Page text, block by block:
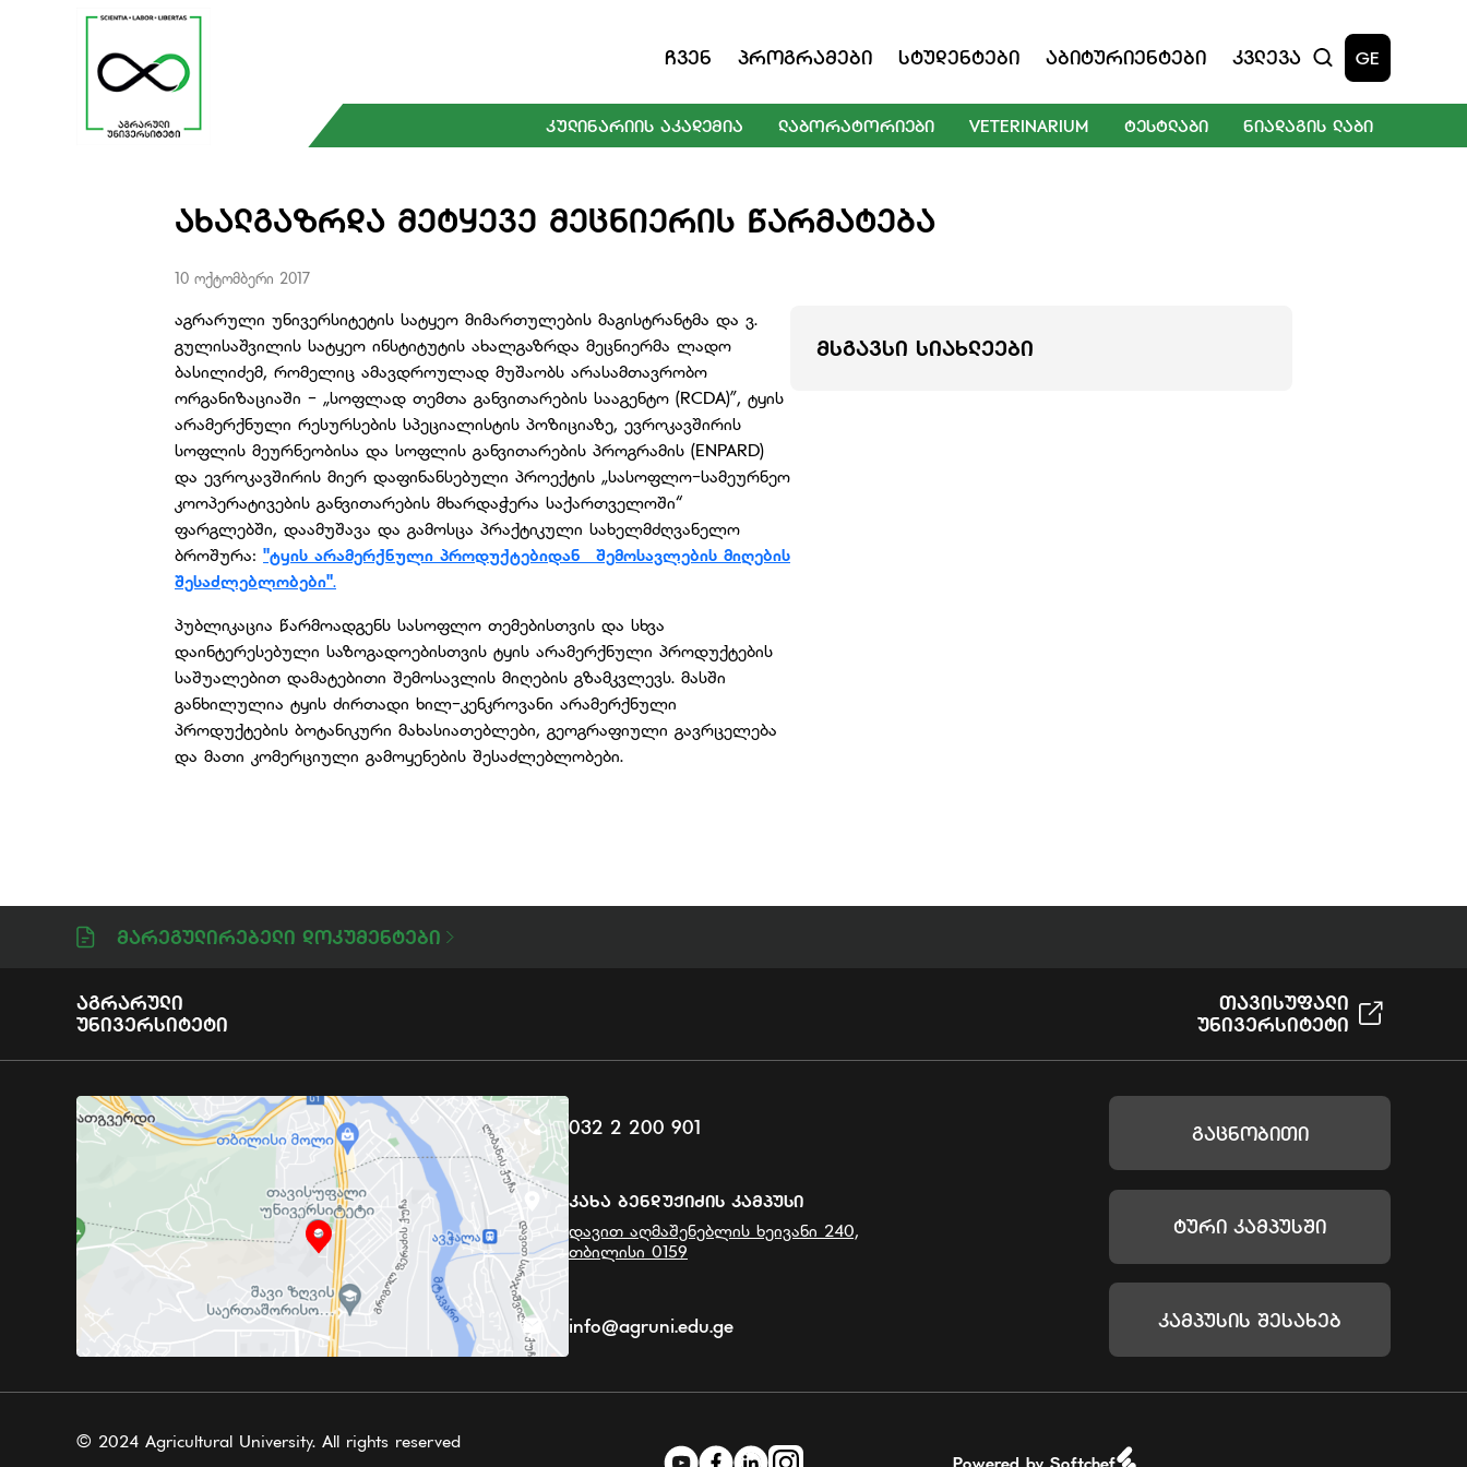
Ჩვენ Პროგრამები Სტუდენტები Აბიტურიენტები Კვლევა GE
ᲙᲣᲚᲘᲜᲐᲠᲘᲘᲡ ᲐᲙᲐᲓᲔᲛᲘᲐ ᲚᲐᲑᲝᲠᲐᲢᲝᲠᲘᲔᲑᲘ VETERINARIUM ᲢᲔᲡᲢᲚᲐᲑᲘ ᲜᲘᲐᲓᲐᲒᲘᲡ ᲚᲐᲑᲘ
ᲐᲮᲐᲚᲒᲐᲖᲠᲓᲐ ᲛᲔᲢᲧᲔᲕᲔ ᲛᲔᲪᲜᲘᲔᲠᲘᲡ ᲬᲐᲠᲛᲐᲢᲔᲑᲐ
10 ოქტომბერი 2017
აგრარული უნივერსიტეტის სატყეო მიმართულების მაგისტრანტმა და ვ.
გულისაშვილის სატყეო ინსტიტუტის ახალგაზრდა მეცნიერმა ლადო
ბასილიძემ, რომელიც ამავდროულად მუშაობს არასამთავრობო
ორგანიზაციაში - „სოფლად თემთა განვითარების სააგენტო (RCDA)”, ტყის
არამერქნული რესურსების სპეციალისტის პოზიციაზე, ევროკავშირის
სოფლის მეურნეობისა და სოფლის განვითარების პროგრამის (ENPARD)
და ევროკავშირის მიერ დაფინანსებული პროექტის „სასოფლო-სამეურნეო
კოოპერატივების განვითარების მხარდაჭერა საქართველოში“
ფარგლებში, დაამუშავა და გამოსცა პრაქტიკული სახელმძღვანელო
ბროშურა: "ტყის არამერქნული პროდუქტებიდან შემოსავლების მიღების
შესაძლებლობები".
პუბლიკაცია წარმოადგენს სასოფლო თემებისთვის და სხვა
დაინტერესებული საზოგადოებისთვის ტყის არამერქნული პროდუქტების
საშუალებით დამატებითი შემოსავლის მიღების გზამკვლევს. მასში
განხილულია ტყის ძირთადი ხილ-კენკროვანი არამერქნული
პროდუქტების ბოტანიკური მახასიათებლები, გეოგრაფიული გავრცელება
და მათი კომერციული გამოყენების შესაძლებლობები.
ᲛᲡᲒᲐᲕᲡᲘ ᲡᲘᲐᲮᲚᲔᲔᲑᲘ
Მარეგულირებელი Დოკუმენტები
Აგრარული
Უნივერსიტეტი
Თავისუფალი
Უნივერსიტეტი
032 2 200 901
Კახა Ბენდუქიძის Კამპუსი
დავით აღმაშენებლის ხეივანი 240,
თბილისი 0159
info@agruni.edu.ge
Გაცნობითი
Ტური Კამპუსში
Კამპუსის Შესახებ
© 2024 Agricultural University. All rights reserved
Powered by Softchef